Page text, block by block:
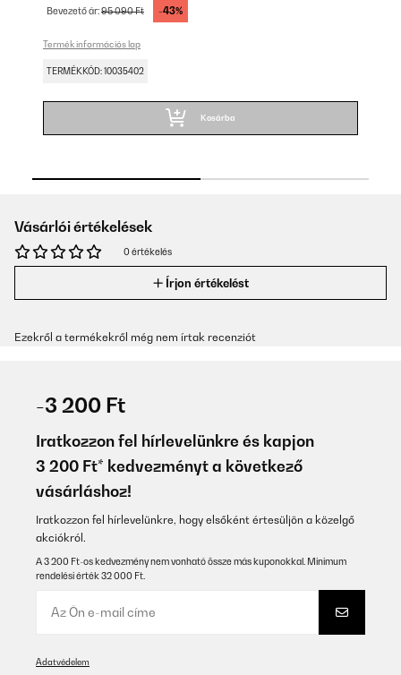
Bevezető ár:95 090 Ft -43%
Termék információs lap
TERMÉKKÓD: 10035402
Kosárba
Vásárlói értékelések
0 értékelés
Írjon értékelést
Ezekről a termékekről még nem írtak recenziót
-3 200 Ft
Iratkozzon fel hírlevelünkre és kapjon
3 200 Ft* kedvezményt a következő
vásárláshoz!
Iratkozzon fel hírlevelünkre, hogy elsőként értesüljön a közelgő
akciókról.
A 3 200 Ft-os kedvezmény nem vonható össze más kuponokkal. Minimum
rendelési érték 32 000 Ft.
Adatvédelem